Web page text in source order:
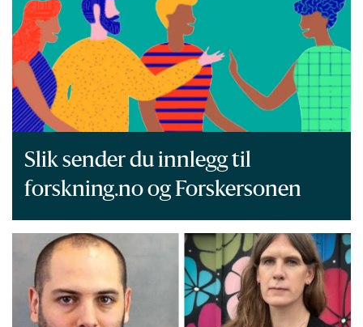
Slik sender du innlegg til
forskning.no og Forskersonen